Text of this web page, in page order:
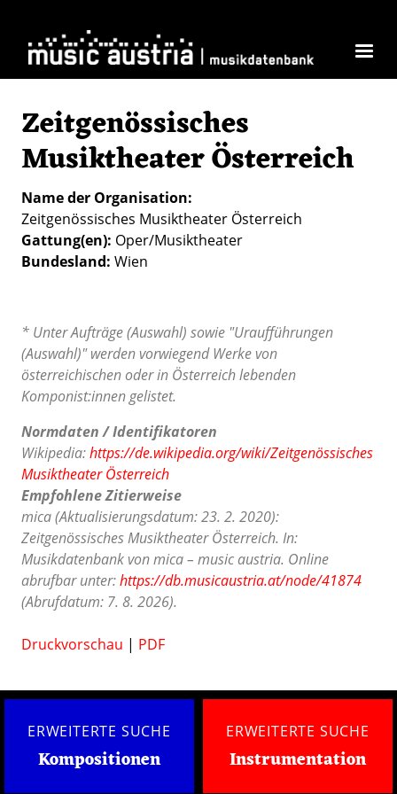
Zeitgenössisches
Musiktheater Österreich
Name der Organisation
Zeitgenössisches Musiktheater Österreich
Gattung(en) Oper/Musiktheater
Bundesland Wien
* Unter Aufträge (Auswahl) sowie "Uraufführungen
(Auswahl)" werden vorwiegend Werke von
österreichischen oder in Österreich lebenden
Komponist:innen gelistet.
Normdaten / Identifikatoren
Wikipedia:https://de.wikipedia.org/wiki/Zeitgenössisches
Musiktheater Österreich
Empfohlene Zitierweise
mica (Aktualisierungsdatum: 23. 2. 2020):
Zeitgenössisches Musiktheater Österreich. In:
Musikdatenbank von mica – music austria. Online
abrufbar unter:https://db.musicaustria.at/node/41874
(Abrufdatum: 7. 8. 2026).
Druckvorschau | PDF
ERWEITERTE SUCHE
Kompositionen
ERWEITERTE SUCHE
Instrumentation